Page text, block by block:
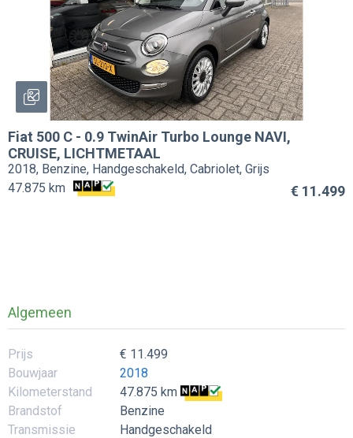
Fiat 500 C - 0.9 TwinAir Turbo Lounge NAVI,
CRUISE, LICHTMETAAL
2018, Benzine, Handgeschakeld, Cabriolet, Grijs
€ 11.499
47.875 km
Algemeen
Prijs
€ 11.499
Bouwjaar
2018
Kilometerstand
47.875 km
Brandstof
Benzine
Transmissie
Handgeschakeld